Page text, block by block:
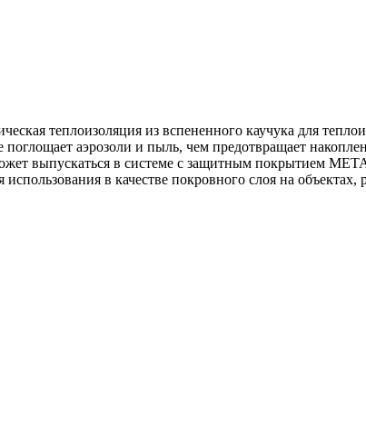
теплоизоляция из вспененного каучука для
поглощает аэрозоли и пыль, чем предотвращает
выпускаться в системе c защитным покрытием
использования в качестве покровного слоя на